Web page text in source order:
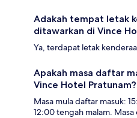
Adakah tempat letak
ditawarkan di Vince
Ya, terdapat letak
Apakah masa daftar
Vince Hotel Pratunam?
Masa mula daftar masuk:
12:00 tengah malam.